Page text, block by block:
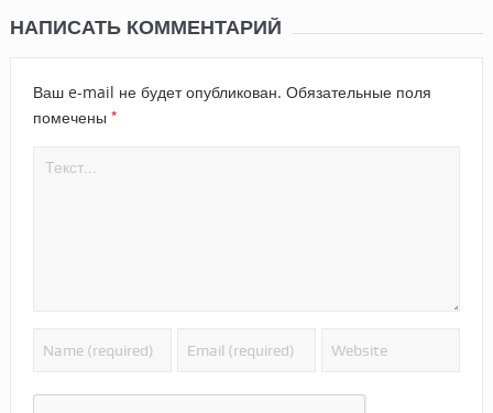
НАПИСАТЬ КОММЕНТАРИЙ
Ваш e-mail не будет опубликован. Обязательные поля
помечены *